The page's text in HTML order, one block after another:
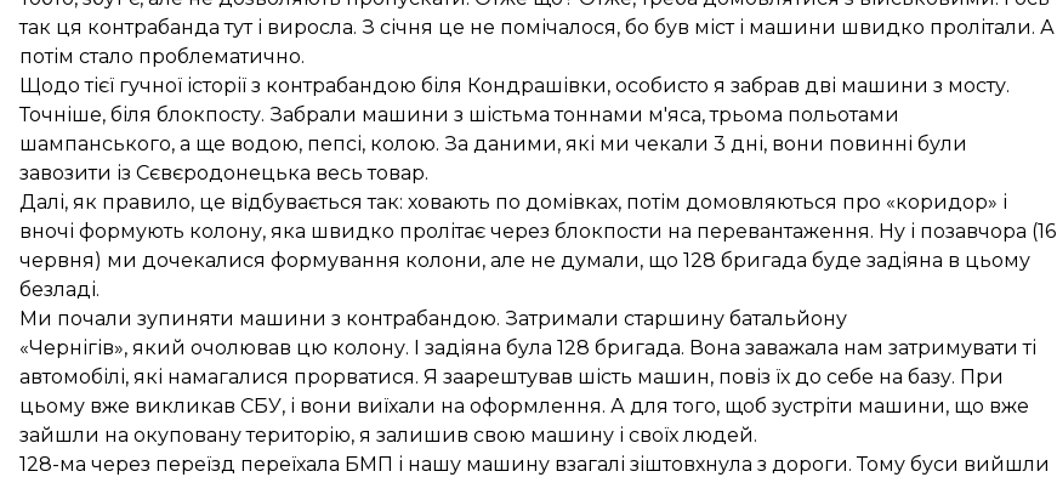
так ця контрабанда тут і виросла. З січня це не помічалося, бо був міст і машини швидко пролітали. А
потім стало проблематично.
Щодо тієї гучної історії з контрабандою біля Кондрашівки, особисто я забрав дві машини з мосту.
Точніше, біля блокпосту. Забрали машини з шістьма тоннами м'яса, трьома польотами
шампанського, а ще водою, пепсі, колою. За даними, які ми чекали 3 дні, вони повинні були
завозити із Сєвєродонецька весь товар.
Далі, як правило, це відбувається так: ховають по домівках, потім домовляються про «коридор» і
вночі формують колону, яка швидко пролітає через блокпости на перевантаження. Ну і позавчора (16
червня) ми дочекалися формування колони, але не думали, що 128 бригада буде задіяна в цьому
безладі.
Ми почали зупиняти машини з контрабандою. Затримали старшину батальйону
«Чернігів», який очолював цю колону. І задіяна була 128 бригада. Вона заважала нам затримувати ті
автомобілі, які намагалися прорватися. Я заарештував шість машин, повіз їх до себе на базу. При
цьому вже викликав СБУ, і вони виїхали на оформлення. А для того, щоб зустріти машини, що вже
зайшли на окуповану територію, я залишив свою машину і своїх людей.
128-ма через переїзд переїхала БМП і нашу машину взагалі зіштовхнула з дороги. Тому буси вийшли